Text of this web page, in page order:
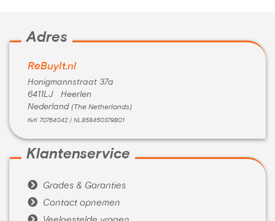
Adres
ReBuyIt.nl
Honigmannstraat 37a
6411LJ Heerlen
Nederland (The Netherlands)
KvK 70764042 | NL858450379B01
Klantenservice
 Grades & Garanties
 Contact opnemen